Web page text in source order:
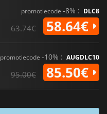
promotiecode -8% : DLC8
63.74€ 58.64€
promotiecode -10% : AUGDLC10
95.00€ 85.50€